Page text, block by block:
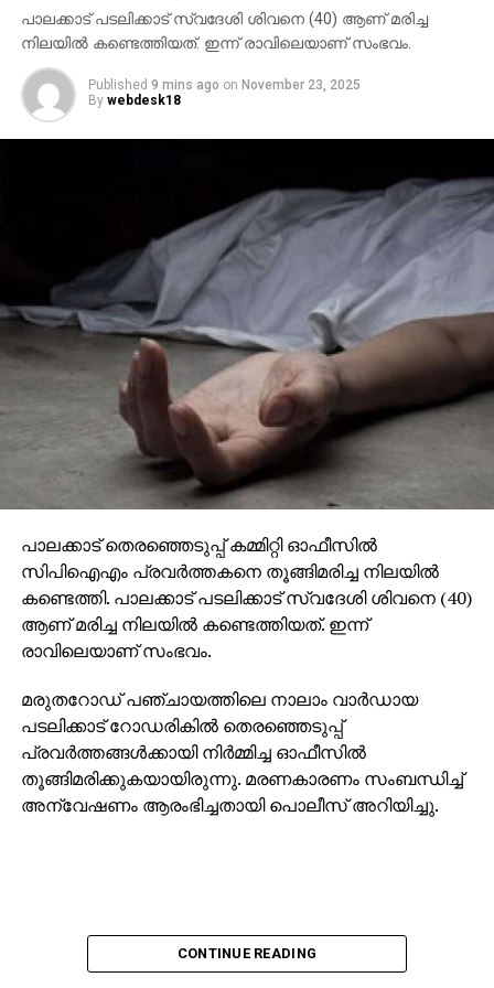
പാലക്കാട് പടലിക്കാട് സ്വദേശി ശിവനെ (40) ആണ് മരിച്ച
നിലയില്‍ കണ്ടെത്തിയത്. ഇന്ന് രാവിലെയാണ് സംഭവം.
Published 9 mins ago on November 23, 2025
By webdesk18
പാലക്കാട് തെരഞ്ഞെടുപ്പ് കമ്മിറ്റി ഓഫീസില്‍
സിപിഐഎം പ്രവര്‍ത്തകനെ തൂങ്ങിമരിച്ച നിലയില്‍
കണ്ടെത്തി. പാലക്കാട് പടലിക്കാട് സ്വദേശി ശിവനെ (40)
ആണ് മരിച്ച നിലയില്‍ കണ്ടെത്തിയത്. ഇന്ന്
രാവിലെയാണ് സംഭവം.
മരുതറോഡ് പഞ്ചായത്തിലെ നാലാം വാര്‍ഡായ
പടലിക്കാട് റോഡരികില്‍ തെരഞ്ഞെടുപ്പ്
പ്രവര്‍ത്തങ്ങള്‍ക്കായി നിര്‍മ്മിച്ച ഓഫീസില്‍
തൂങ്ങിമരിക്കുകയായിരുന്നു. മരണകാരണം സംബന്ധിച്ച്
അന്വേഷണം ആരംഭിച്ചതായി പൊലീസ് അറിയിച്ചു.
CONTINUE READING